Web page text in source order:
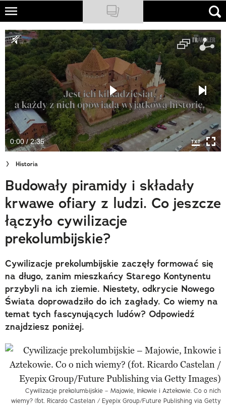
Skip
main
content
NATIONAL GEOGRAPHIC
TRAVELER
PODCASTY
Sklep
Newsletter
Cuda Polski
Wielki Konkurs Fotograficzny
Trendbook Podróżniczy
Polecane
0:00 / 2:35
Historia
Budowały piramidy i składały
krwawe ofiary z ludzi. Co jeszcze
łączyło cywilizacje
prekolumbijskie?
Cywilizacje prekolumbijskie zaczęły formować się
na długo, zanim mieszkańcy Starego Kontynentu
przybyli na ich ziemie. Niestety, odkrycie Nowego
Świata doprowadziło do ich zagłady. Co wiemy na
temat tych fascynujących ludów? Odpowiedź
znajdziesz poniżej.
Cywilizacje prekolumbijskie – Majowie, Inkowie i Aztekowie. Co o nich
wiemy? (fot. Ricardo Castelan / Eyepix Group/Future Publishing via Getty